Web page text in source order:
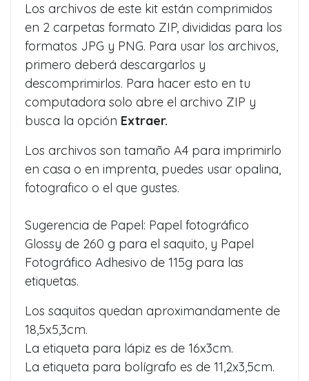
Los archivos de este kit están comprimidos
en 2 carpetas formato ZIP, divididas para los
formatos JPG y PNG. Para usar los archivos,
primero deberá descargarlos y
descomprimirlos. Para hacer esto en tu
computadora solo abre el archivo ZIP y
busca la opción Extraer.
Los archivos son tamaño A4 para imprimirlo
en casa o en imprenta, puedes usar opalina,
fotografico o el que gustes.
Sugerencia de Papel: Papel fotográfico
Glossy de 260 g para el saquito, y Papel
Fotográfico Adhesivo de 115g para las
etiquetas.
Los saquitos quedan aproximandamente de
18,5x5,3cm.
La etiqueta para lápiz es de 16x3cm.
La etiqueta para bolígrafo es de 11,2x3,5cm.